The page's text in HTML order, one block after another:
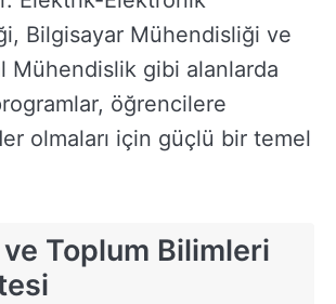
Bilgisayar Mühendisliği ve
Mühendislik gibi alanlarda
öğrencilere
olmaları için güçlü bir temel
Toplum Bilimleri